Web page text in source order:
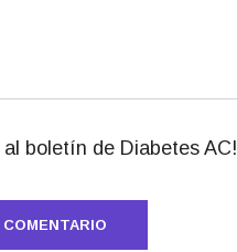
al boletín de Diabetes AC!